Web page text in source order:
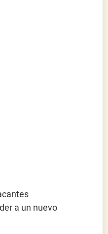
a un nuevo